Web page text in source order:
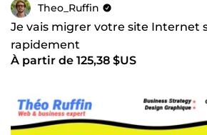
Theo_Ruffin
Je vais migrer votre site Internet
rapidement
À partir de 125,38 $US